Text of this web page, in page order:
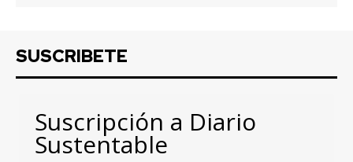
SUSCRIBETE
Suscripción a Diario
Sustentable